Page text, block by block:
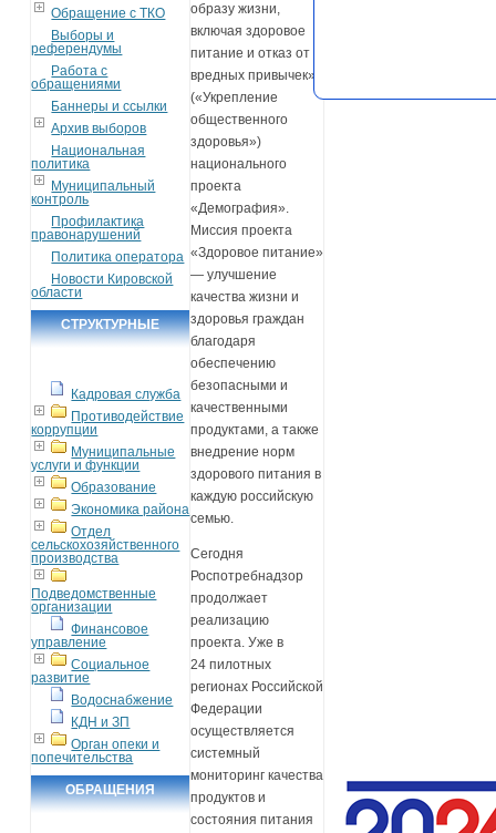
Обращение с ТКО
Выборы и
референдумы
Работа с
обращениями
Баннеры и ссылки
Архив выборов
Национальная
политика
Муниципальный
контроль
Профилактика
правонарушений
Политика оператора
Новости Кировской
области
СТРУКТУРНЫЕ
Кадровая служба
Противодействие
коррупции
Муниципальные
услуги и функции
Образование
Экономика района
Отдел
сельскохозяйственного
производства
Подведомственные
организации
Финансовое
управление
Социальное
развитие
Водоснабжение
КДН и ЗП
Орган опеки и
попечительства
ОБРАЩЕНИЯ
образу жизни,
включая здоровое
питание и отказ от
вредных привычек»
(«Укрепление
общественного
здоровья»)
национального
проекта
«Демография».
Миссия проекта
«Здоровое питание»
— улучшение
качества жизни и
здоровья граждан
благодаря
обеспечению
безопасными и
качественными
продуктами, а также
внедрение норм
здорового питания в
каждую российскую
семью.
Сегодня
Роспотребнадзор
продолжает
реализацию
проекта. Уже в
24 пилотных
регионах Российской
Федерации
осуществляется
системный
мониторинг качества
продуктов и
состояния питания